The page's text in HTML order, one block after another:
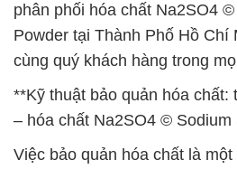
phân phối hóa chất Na2SO4
Powder tại Thành Phố Hồ Chí
cùng quý khách hàng trong
**Kỹ thuật bảo quản hóa chất:
– hóa chất Na2SO4 © Sodium
Việc bảo quản hóa chất là